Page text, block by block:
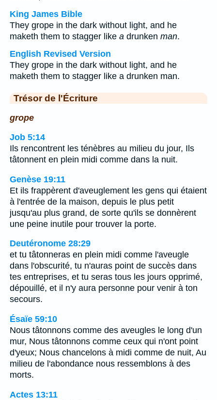
King James Bible
They grope in the dark without light, and he
maketh them to stagger like a drunken man.
English Revised Version
They grope in the dark without light, and he
maketh them to stagger like a drunken man.
Trésor de l'Écriture
grope
Job 5:14
Ils rencontrent les ténèbres au milieu du jour, Ils
tâtonnent en plein midi comme dans la nuit.
Genèse 19:11
Et ils frappèrent d'aveuglement les gens qui étaient
à l'entrée de la maison, depuis le plus petit
jusqu'au plus grand, de sorte qu'ils se donnèrent
une peine inutile pour trouver la porte.
Deutéronome 28:29
et tu tâtonneras en plein midi comme l'aveugle
dans l'obscurité, tu n'auras point de succès dans
tes entreprises, et tu seras tous les jours opprimé,
dépouillé, et il n'y aura personne pour venir à ton
secours.
Ésaïe 59:10
Nous tâtonnons comme des aveugles le long d'un
mur, Nous tâtonnons comme ceux qui n'ont point
d'yeux; Nous chancelons à midi comme de nuit, Au
milieu de l'abondance nous ressemblons à des
morts.
Actes 13:11